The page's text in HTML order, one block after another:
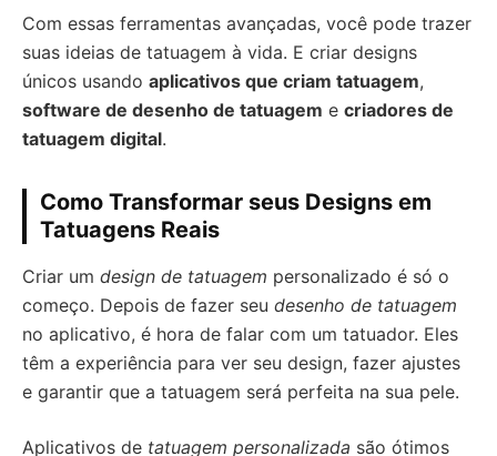
Com essas ferramentas avançadas, você pode trazer
suas ideias de tatuagem à vida. E criar designs
únicos usando aplicativos que criam tatuagem,
software de desenho de tatuagem e criadores de
tatuagem digital.
Como Transformar seus Designs em
Tatuagens Reais
Criar um design de tatuagem personalizado é só o
começo. Depois de fazer seu desenho de tatuagem
no aplicativo, é hora de falar com um tatuador. Eles
têm a experiência para ver seu design, fazer ajustes
e garantir que a tatuagem será perfeita na sua pele.
Aplicativos de tatuagem personalizada são ótimos